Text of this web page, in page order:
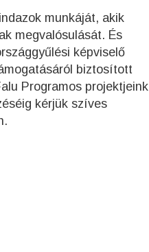
munkáját, akik
megvalósulását. És
képviselő
biztosított
Programos projektjeink
kérjük szíves